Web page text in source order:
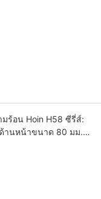
มร้อน Hoin H58 ซีรี่ส์:
านหน้าขนาด 80 มม.